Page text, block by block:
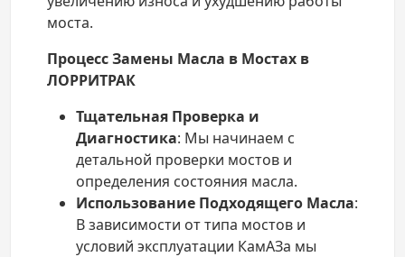
моста.
Процесс Замены Масла в Мостах в
ЛОРРИТРАК
Тщательная Проверка и
Диагностика: Мы начинаем с
детальной проверки мостов и
определения состояния масла.
Использование Подходящего Масла:
В зависимости от типа мостов и
условий эксплуатации КамАЗа мы